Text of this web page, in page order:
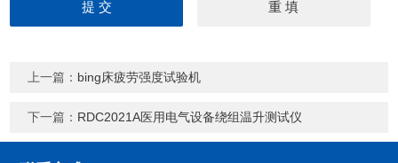
上一篇： bing床疲劳强度试验机
下一篇： RDC2021A医用电气设备绕组温升测试仪